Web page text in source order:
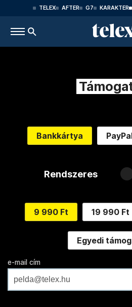
TELEX AFTER G7 KARAKTER
Bankkártya
Rendszeres
9 990 Ft 19 990 Ft
Egyedi
e-mail cím